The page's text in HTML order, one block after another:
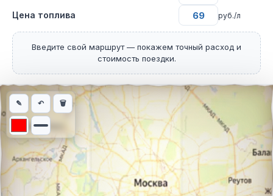
Цена топлива руб./л
Введите свой маршрут — покажем точный расход и
стоимость поездки.
Интерактивная карта автомобильного маршрута из города
✎ ↶ 🗑